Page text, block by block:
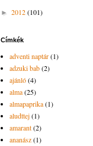
► 2012(101)
Címkék
adventi naptár(1)
adzuki bab(2)
ajánló(4)
alma(25)
almapaprika(1)
aludttej(1)
amarant(2)
ananász(1)